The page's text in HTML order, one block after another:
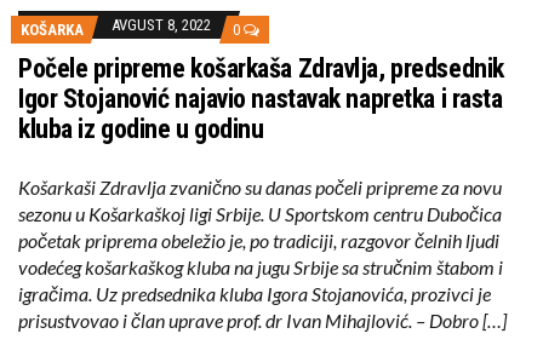
KOŠARKA AVGUST 8, 2022 0
Počele pripreme košarkaša Zdravlja, predsednik
Igor Stojanović najavio nastavak napretka i rasta
kluba iz godine u godinu
Košarkaši Zdravlja zvanično su danas počeli pripreme za novu
sezonu u Košarkaškoj ligi Srbije. U Sportskom centru Dubočica
početak priprema obeležio je, po tradiciji, razgovor čelnih ljudi
vodećeg košarkaškog kluba na jugu Srbije sa stručnim štabom i
igračima. Uz predsednika kluba Igora Stojanovića, prozivci je
prisustvovao i član uprave prof. dr Ivan Mihajlović. – Dobro […]